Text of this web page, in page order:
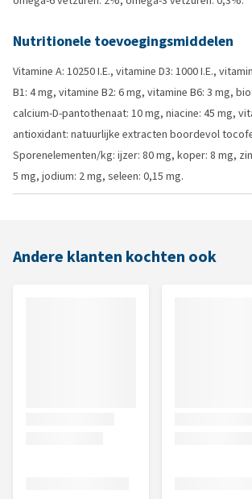
Nutritionele toevoegingsmiddelen
Vitamine A: 10250 I.E., vitamine D3: 1000 I.E.,
B1: 4 mg, vitamine B2: 6 mg, vitamine B6: 3 mg,
calcium-D-pantothenaat: 10 mg, niacine: 45 mg,
antioxidant: natuurlijke extracten boordevol
Sporenelementen/kg: ijzer: 80 mg, koper: 8 mg,
5 mg, jodium: 2 mg, seleen: 0,15 mg.
Andere klanten kochten ook